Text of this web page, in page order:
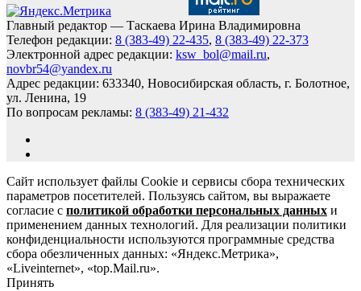
Главный редактор — Таскаева Ирина Владимировна
Телефон редакции: 8 (383-49) 22-435, 8 (383-49) 22-373
Электронной адрес редакции: ksw_bol@mail.ru,
novbr54@yandex.ru
Адрес редакции: 633340, Новосибирская область, г. Болотное,
ул. Ленина, 19
По вопросам рекламы: 8 (383-49) 21-432
Сайт использует файлы Cookie и сервисы сбора технических
параметров посетителей. Пользуясь сайтом, вы выражаете
согласие с политикой обработки персональных данных и
применением данных технологий. Для реализации политики
конфиденциальности используются программные средства
сбора обезличенных данных: «Яндекс.Метрика»,
«Liveinternet», «top.Mail.ru».
Принять